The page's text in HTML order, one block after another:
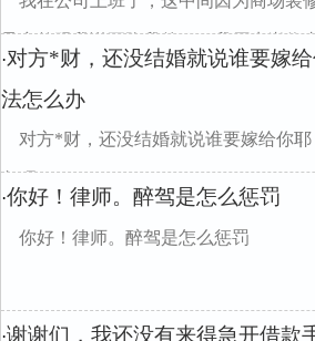
导突然跟我说要降我的职，我原先岗位
·对方*财，还没结婚就说谁要嫁
法怎么办
对方*财，还没结婚就说谁要嫁给你
急呀！
·你好！律师。醉驾是怎么惩罚
你好！律师。醉驾是怎么惩罚
·谢谢们，我还没有来得急开借款